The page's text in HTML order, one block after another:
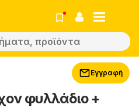
Εγγραφή
φυλλάδιο +